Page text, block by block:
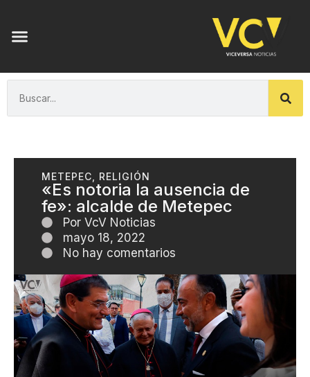
METEPEC, RELIGIÓN
«Es notoria la ausencia de
fe»: alcalde de Metepec
Por VcV Noticias
mayo 18, 2022
No hay comentarios